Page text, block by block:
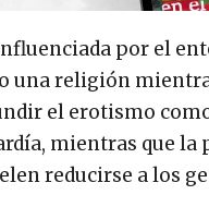
por el
una religión
el erotismo
mientras que
reducirse a los